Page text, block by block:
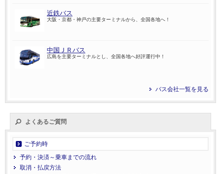
近鉄バス
大阪・京都・神戸の主要ターミナルから、全国各地へ！
中国ＪＲバス
広島を主要ターミナルとし、全国各地へ好評運行中！
バス会社一覧を見る
よくあるご質問
ご予約時
予約・決済～乗車までの流れ
取消・払戻方法